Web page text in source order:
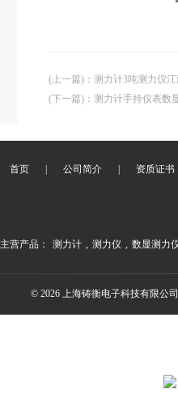
(上一篇) ： 测力计3吨测力仪
(下一篇) ： 测力计手持仪表数
首页 公司简介 资质证书
主营产品： 测力计 , 测力仪 , 数显测力
© 2026 上海铸衡电子科技有限公